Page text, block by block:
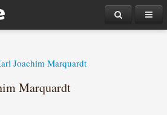
Joachim Marquardt
Marquardt